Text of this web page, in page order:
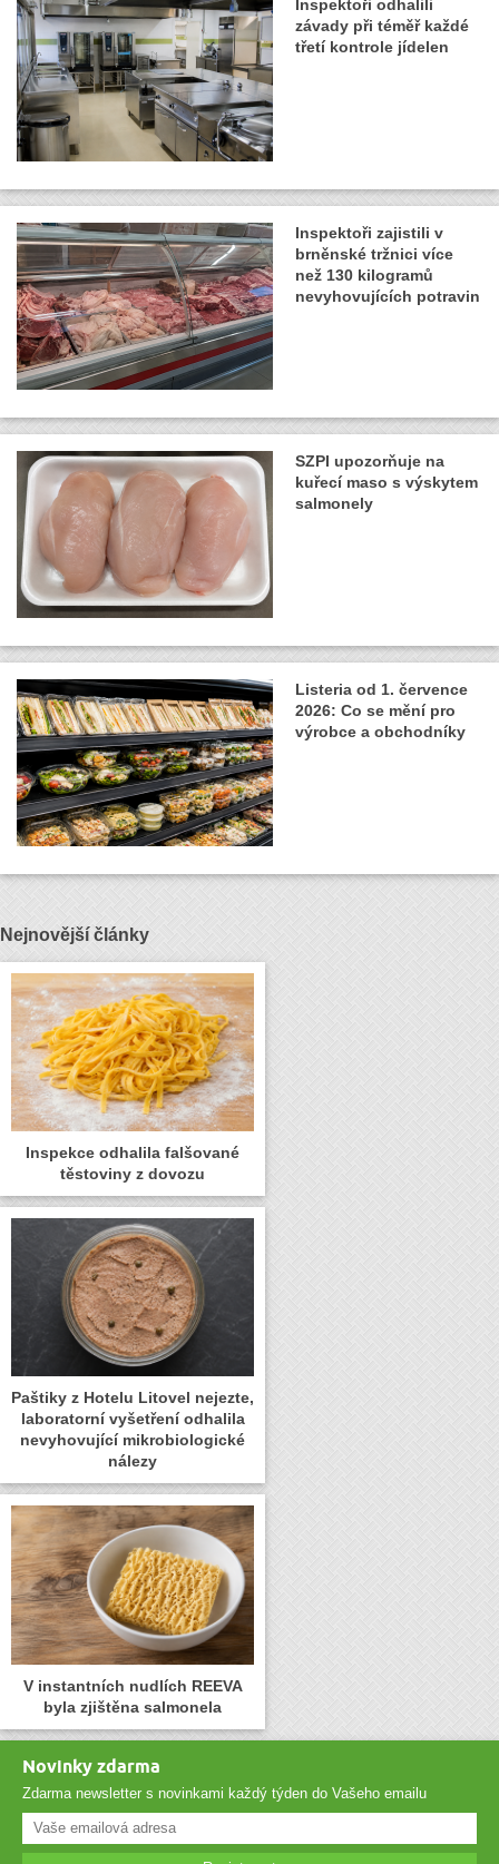
Inspektoři odhalili
závady při téměř každé
třetí kontrole jídelen
Inspektoři zajistili v
brněnské tržnici více
než 130 kilogramů
nevyhovujících potravin
SZPI upozorňuje na
kuřecí maso s výskytem
salmonely
Listeria od 1. července
2026: Co se mění pro
výrobce a obchodníky
Nejnovější články
Inspekce odhalila falšované
těstoviny z dovozu
Paštiky z Hotelu Litovel nejezte,
laboratorní vyšetření odhalila
nevyhovující mikrobiologické
nálezy
V instantních nudlích REEVA
byla zjištěna salmonela
Novinky zdarma
Zdarma newsletter s novinkami každý týden do Vašeho emailu